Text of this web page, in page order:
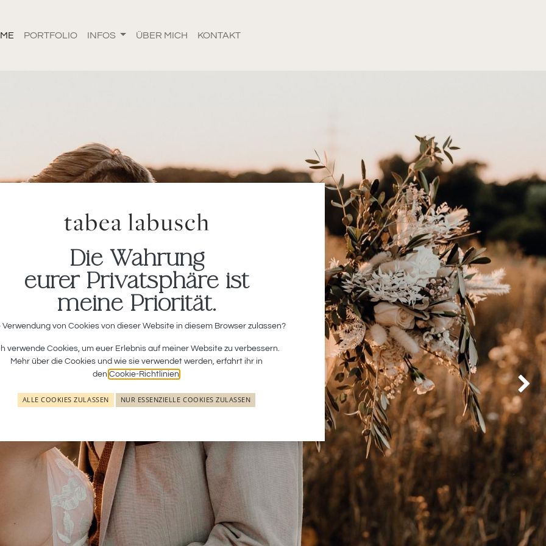
PORTFOLIO INFOS ÜBER MICH KONTAKT
Die Wahrung
eurer Privatsphäre ist
meine Priorität.
Verwendung von Cookies von dieser Website in diesem Browser zulassen?
verwende Cookies, um euer Erlebnis auf meiner Website zu verbessern.
Mehr über die Cookies und wie sie verwendet werden, erfahrt ihr in
den Cookie-Richtlinien
ALLE COOKIES ZULASSEN NUR ESSENZIELLE COOKIES ZULASSEN